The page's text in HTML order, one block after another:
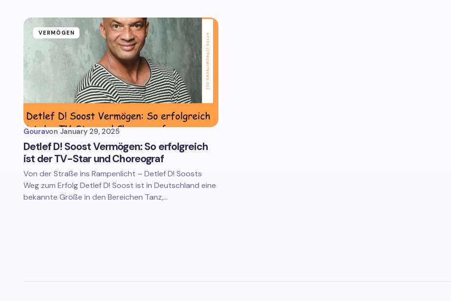
VERMÖGEN
Gouravon January 29, 2025
Detlef D! Soost Vermögen: So erfolgreich
ist der TV-Star und Choreograf
Von der Straße ins Rampenlicht – Detlef D! Soosts
Weg zum Erfolg Detlef D! Soost ist in Deutschland eine
bekannte Größe in den Bereichen Tanz,…